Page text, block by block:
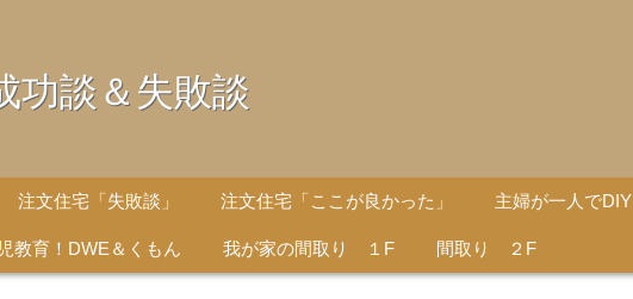
談＆失敗談
注文住宅「失敗談」 注文住宅「ここが良かった」 主婦が一人でDIY
教育！DWE＆くもん 我が家の間取り １F 間取り ２F